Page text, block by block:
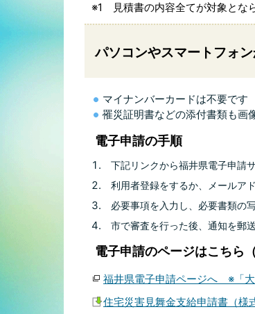
※1 見積書の内容全てが対象とな
パソコンやスマートフォ
マイナンバーカードは不要です
罹災証明書などの添付書類も画
電子申請の手順
下記リンクから福井県電子申請
利用者登録をするか、メールア
必要事項を入力し、必要書類の
市で審査を行った後、通知を郵
電子申請のページはこちら
福井県電子申請ページへ ※「大
住宅災害見舞金支給申請書（様